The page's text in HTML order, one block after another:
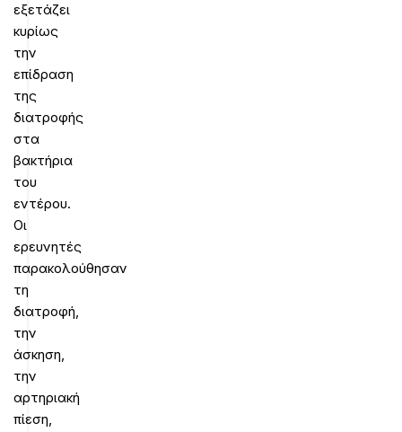
εξετάζει
κυρίως
την
επίδραση
της
διατροφής
στα
βακτήρια
του
εντέρου.
Οι
ερευνητές
παρακολούθησαν
τη
διατροφή,
την
άσκηση,
την
αρτηριακή
πίεση,